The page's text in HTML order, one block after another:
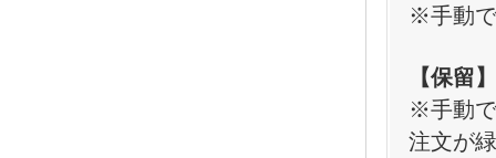
※手動
【保留】
※手動
注文が